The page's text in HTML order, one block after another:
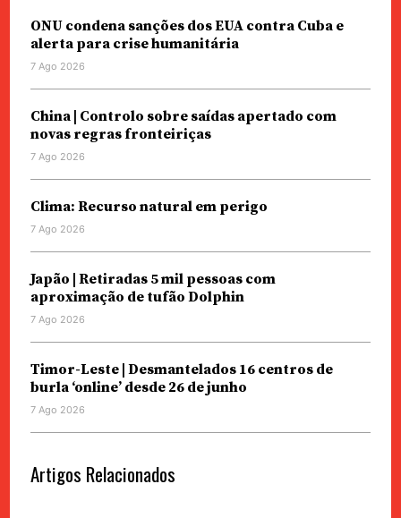
ONU condena sanções dos EUA contra Cuba e
alerta para crise humanitária
7 Ago 2026
China | Controlo sobre saídas apertado com
novas regras fronteiriças
7 Ago 2026
Clima: Recurso natural em perigo
7 Ago 2026
Japão | Retiradas 5 mil pessoas com
aproximação de tufão Dolphin
7 Ago 2026
Timor-Leste | Desmantelados 16 centros de
burla ‘online’ desde 26 de junho
7 Ago 2026
Artigos Relacionados